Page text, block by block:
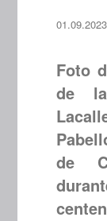
01.09.2023
Foto
de
de